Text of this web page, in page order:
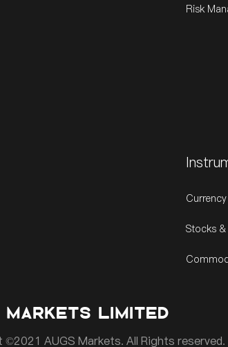
Risk
Stocks
MARKETS LIMITED
©2021 AUGS Markets. All Rights reserved.